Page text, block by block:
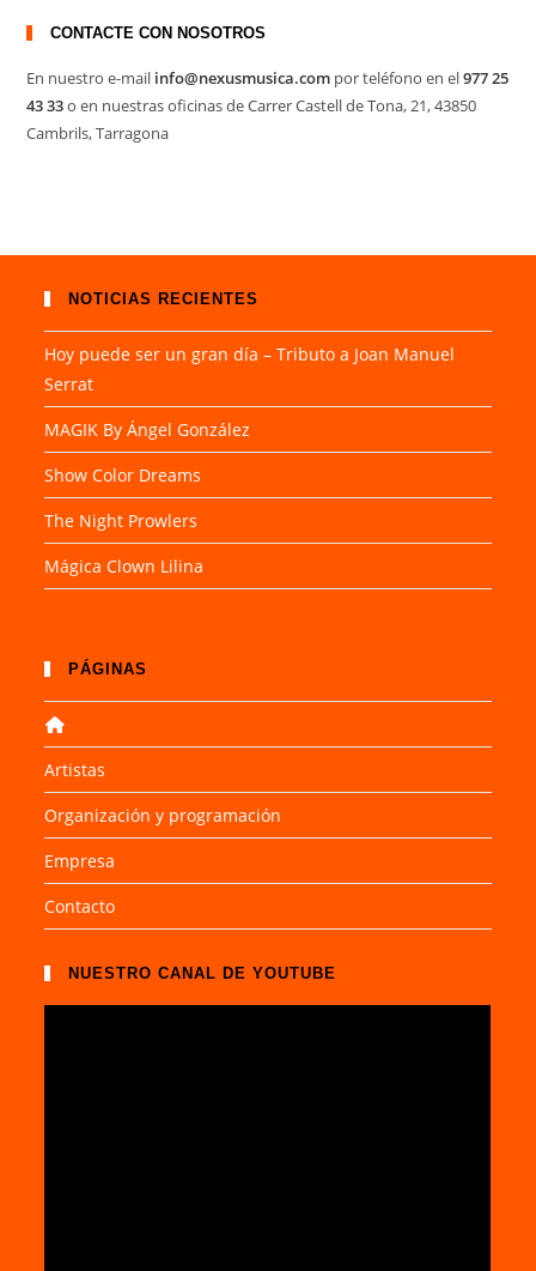
CONTACTE CON NOSOTROS
En nuestro e-mail info@nexusmusica.com por teléfono en el977 25
43 33o en nuestras oficinas de Carrer Castell de Tona, 21, 43850
Cambrils, Tarragona
NOTICIAS RECIENTES
Hoy puede ser un gran día – Tributo a Joan Manuel
Serrat
MAGIK By Ángel González
Show Color Dreams
The Night Prowlers
Mágica Clown Lilina
PÁGINAS
Artistas
Organización y programación
Empresa
Contacto
NUESTRO CANAL DE YOUTUBE